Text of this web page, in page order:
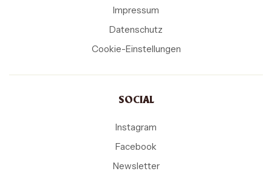
Impressum
Datenschutz
Cookie-Einstellungen
SOCIAL
Instagram
Facebook
Newsletter